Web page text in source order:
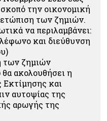
την οικονομική
των ζημιών.
να περιλαμβάνει:
και διεύθυνση
των ζημιών
ακολουθήσει η
και
αυτοψίας της
αρωγής της